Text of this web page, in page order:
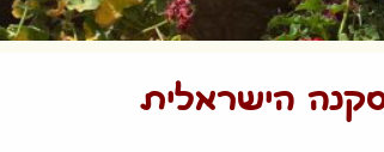
הישראלית